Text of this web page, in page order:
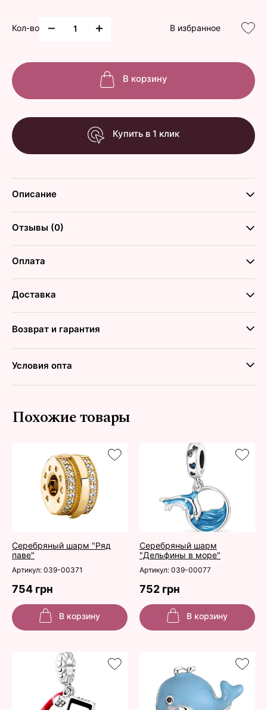
Кол-во В избранное
В корзину
Купить в 1 клик
Описание
Отзывы (0)
Оплата
Доставка
Возврат и гарантия
Условия опта
Похожие товары
Серебряный шарм "Ряд
паве"
Серебряный шарм
"Дельфины в море"
Артикул: 039-00371 Артикул: 039-00077
754 грн 752 грн
В корзину В корзину